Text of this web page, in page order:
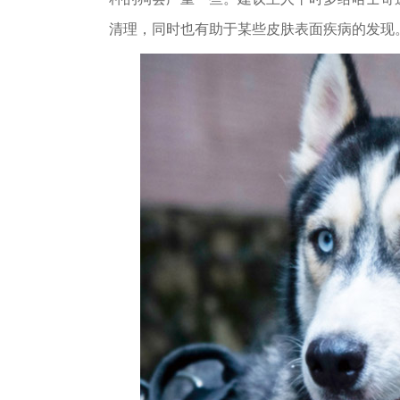
清理，同时也有助于某些皮肤表面疾病的发现